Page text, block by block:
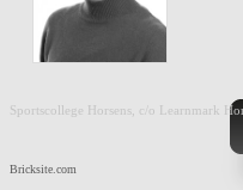
Sportscollege Horsens, c/o Learnmark
Bricksite.com